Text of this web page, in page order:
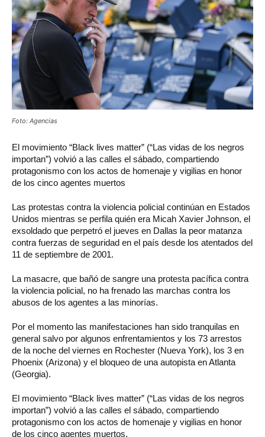
Foto: Agencias
El movimiento “Black lives matter” (“Las vidas de los negros
importan”) volvió a las calles el sábado, compartiendo
protagonismo con los actos de homenaje y vigilias en honor
de los cinco agentes muertos
Las protestas contra la violencia policial continúan en Estados
Unidos mientras se perfila quién era Micah Xavier Johnson, el
exsoldado que perpetró el jueves en Dallas la peor matanza
contra fuerzas de seguridad en el país desde los atentados del
11 de septiembre de 2001.
La masacre, que bañó de sangre una protesta pacífica contra
la violencia policial, no ha frenado las marchas contra los
abusos de los agentes a las minorías.
Por el momento las manifestaciones han sido tranquilas en
general salvo por algunos enfrentamientos y los 73 arrestos
de la noche del viernes en Rochester (Nueva York), los 3 en
Phoenix (Arizona) y el bloqueo de una autopista en Atlanta
(Georgia).
El movimiento “Black lives matter” (“Las vidas de los negros
importan”) volvió a las calles el sábado, compartiendo
protagonismo con los actos de homenaje y vigilias en honor
de los cinco agentes muertos.